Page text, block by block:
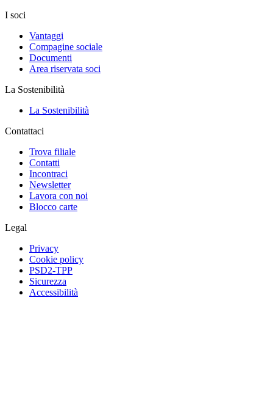
I soci
Vantaggi
Compagine sociale
Documenti
Area riservata soci
La Sostenibilità
La Sostenibilità
Contattaci
Trova filiale
Contatti
Incontraci
Newsletter
Lavora con noi
Blocco carte
Legal
Privacy
Cookie policy
PSD2-TPP
Sicurezza
Accessibilità